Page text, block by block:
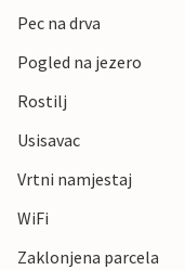
Pec na drva
Pogled na jezero
Rostilj
Usisavac
Vrtni namjestaj
WiFi
Zaklonjena parcela